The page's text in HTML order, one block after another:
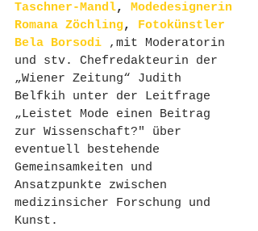
Taschner-Mandl, Modedesignerin
Romana Zöchling, Fotokünstler
Bela Borsodi ,mit Moderatorin
und stv. Chefredakteurin der
„Wiener Zeitung“ Judith
Belfkih unter der Leitfrage
„Leistet Mode einen Beitrag
zur Wissenschaft?" über
eventuell bestehende
Gemeinsamkeiten und
Ansatzpunkte zwischen
medizinsicher Forschung und
Kunst.